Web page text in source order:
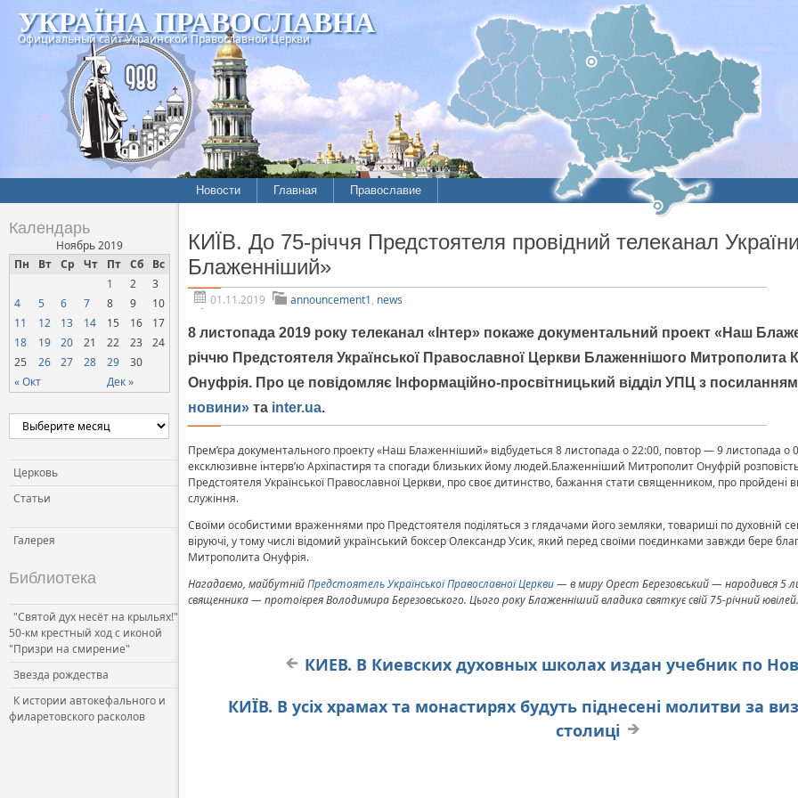
УКРАЇНА ПРАВОСЛАВНА
Официальный сайт Украинской Православной Церкви
Новости
Межконфессиональные
отношения
Нарушения прав
верующих
Официальная хроника
Расколы, ереси, секты
СОЦИАЛЬНОЕ
СЛУЖЕНИЕ
Церковь и общество
Церковь и СМИ
Главная Православие
История
Хроники
Календарь
Ноябрь 2019
Пн
Вт Ср Чт Пт Сб Вс
« Окт Дек »
1 2
3
4
5 6 7 8 9
10
11
12 13 14 15 16
17
18
19 20 21 22 23
24
25
26 27 28 29 30
Церковь
Статьи
Галерея
Библиотека
"Святой дух несёт на крыльях!"
50-км крестный ход с иконой
"Призри на смирение"
Звезда рождества
К истории автокефального и
филаретовского расколов
КИЇВ. До 75-річчя Предстоятеля провідний телеканал
Блаженніший»
01.11.2019 announcement1, news
8 листопада 2019 року телеканал «Інтер» покаже документальний проект «Наш
річчю Предстоятеля Української Православної Церкви Блаженнішого Митрополита
Онуфрія. Про це повідомляє Інформаційно-просвітницький відділ УПЦ з
новини» та inter.ua.
Прем’єра документального проекту «Наш Блаженніший» відбудеться 8 листопада о 22:00, повтор — 9 листопада о
ексклюзивне інтерв’ю Архіпастиря та спогади близьких йому людей.Блаженніший Митрополит Онуфрій
Предстоятеля Української Православної Церкви, про своє дитинство, бажання стати священником, про пройдені
служіння.
Своїми особистими враженнями про Предстоятеля поділяться з глядачами його земляки, товариші по духовній
віруючі, у тому числі відомий український боксер Олександр Усик, який перед своїми поєдинками завжди бере
Митрополита Онуфрія.
Нагадаємо, майбутнійПредстоятель Української Православної Церкви— в миру Орест Березовський — народився 5
священника — протоієрея Володимира Березовського. Цього року Блаженніший владика святкує свій 75-річний ювілей.
КИЕВ. В Киевских духовных школах издан учебник по
КИЇВ. В усіх храмах та монастирях будуть піднесені молитви за
столиці